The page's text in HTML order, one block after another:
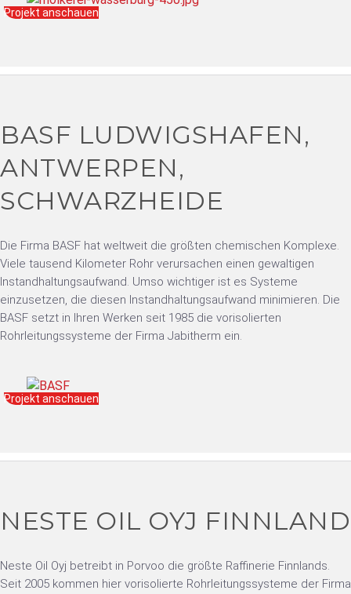
Projekt anschauen
BASF LUDWIGSHAFEN,
ANTWERPEN,
SCHWARZHEIDE
Die Firma BASF hat weltweit die größten chemischen Komplexe.
Viele tausend Kilometer Rohr verursachen einen gewaltigen
Instandhaltungsaufwand. Umso wichtiger ist es Systeme
einzusetzen, die diesen Instandhaltungsaufwand minimieren. Die
BASF setzt in Ihren Werken seit 1985 die vorisolierten
Rohrleitungssysteme der Firma Jabitherm ein.
Projekt anschauen
NESTE OIL OYJ FINNLAND
Neste Oil Oyj betreibt in Porvoo die größte Raffinerie Finnlands.
Seit 2005 kommen hier vorisolierte Rohrleitungssysteme der Firma